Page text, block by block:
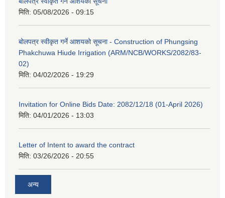
मिति: 05/08/2026 - 09:15
बोलपत्र स्वीकृत गर्ने आशयको सूचना - Construction of Phungsing
Phakchuwa Hiude Irrigation (ARM/NCB/WORKS/2082/83-
02)
मिति: 04/02/2026 - 19:29
Invitation for Online Bids Date: 2082/12/18 (01-April 2026)
मिति: 04/01/2026 - 13:03
Letter of Intent to award the contract
मिति: 03/26/2026 - 20:55
अन्य